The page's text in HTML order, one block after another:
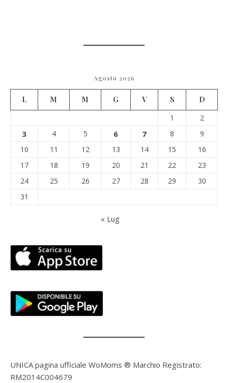
Agosto 2026
L M M G V S
D
1
2
3 4 5 6 7 8
9
10
11 12 13 14 15
16
17
18 19 20 21 22
23
24
25 26 27 28 29
30
31
« Lug
UNICA pagina ufficiale WoMoms ® Marchio Registrato:
RM2014C004679